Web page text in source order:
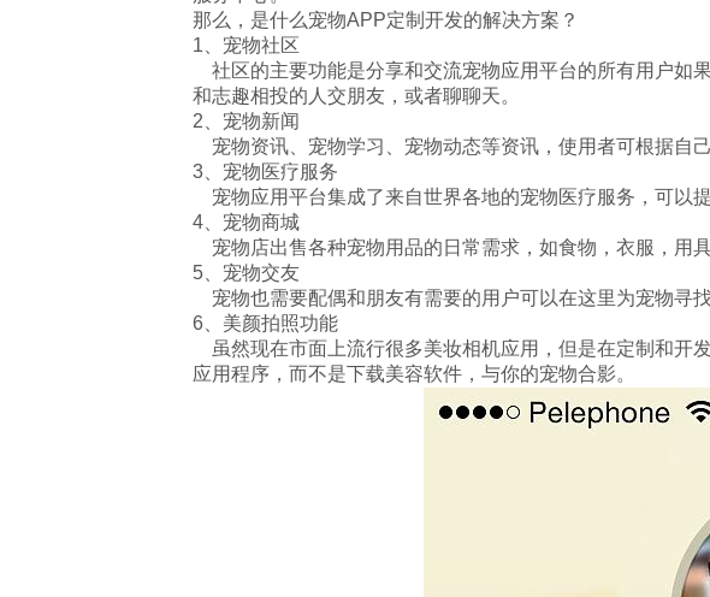
那么，是什么宠物APP定制开发的解决方案？
1、宠物社区
社区的主要功能是分享和交流宠物应用平台的所有用户如
和志趣相投的人交朋友，或者聊聊天。
2、宠物新闻
宠物资讯、宠物学习、宠物动态等资讯，使用者可根据自
3、宠物医疗服务
宠物应用平台集成了来自世界各地的宠物医疗服务，可以
4、宠物商城
宠物店出售各种宠物用品的日常需求，如食物，衣服，用
5、宠物交友
宠物也需要配偶和朋友有需要的用户可以在这里为宠物寻找
6、美颜拍照功能
虽然现在市面上流行很多美妆相机应用，但是在定制和开
应用程序，而不是下载美容软件，与你的宠物合影。